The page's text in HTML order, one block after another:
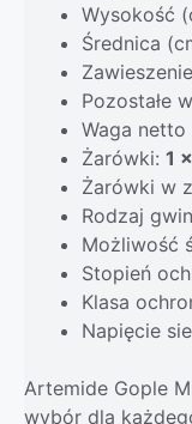
Wysokość
Średnica
Pozostałe
Waga netto
Żarówki: 1
Żarówki w
Rodzaj
Możliwość
Stopień
Klasa
Napięcie
Artemide Gople
wybór dla